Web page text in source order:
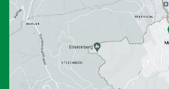
Standort